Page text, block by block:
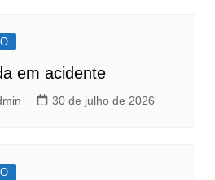
em acidente
30 de julho de 2026